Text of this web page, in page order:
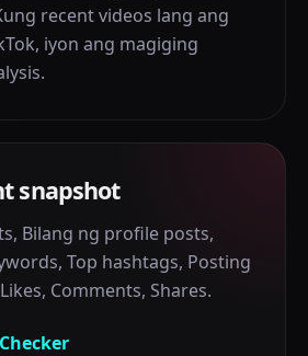
recent videos lang ang
iyon ang magiging
snapshot
, Bilang ng profile posts,
, Top hashtags, Posting
Likes, Comments, Shares.